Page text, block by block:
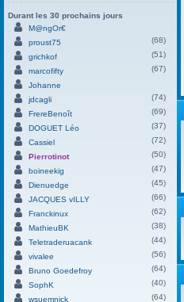
Durant les 30 prochains jours
M@ngOr€
proust75
(68)
grichkof
(51)
marcofifty
(67)
Johanne
jdcagli
(74)
FrereBenoît
(69)
DOGUET Léo
(37)
Cassiel
(72)
Pierrotinot
(50)
boineekig
(47)
Dienuedge
(45)
JACQUES vILLY
(66)
Franckinux
(62)
MathieuBK
(38)
Teletraderuacank
(44)
vivalee
(56)
Bruno Goedefroy
(64)
SophK
(40)
wsuemnick
(64)